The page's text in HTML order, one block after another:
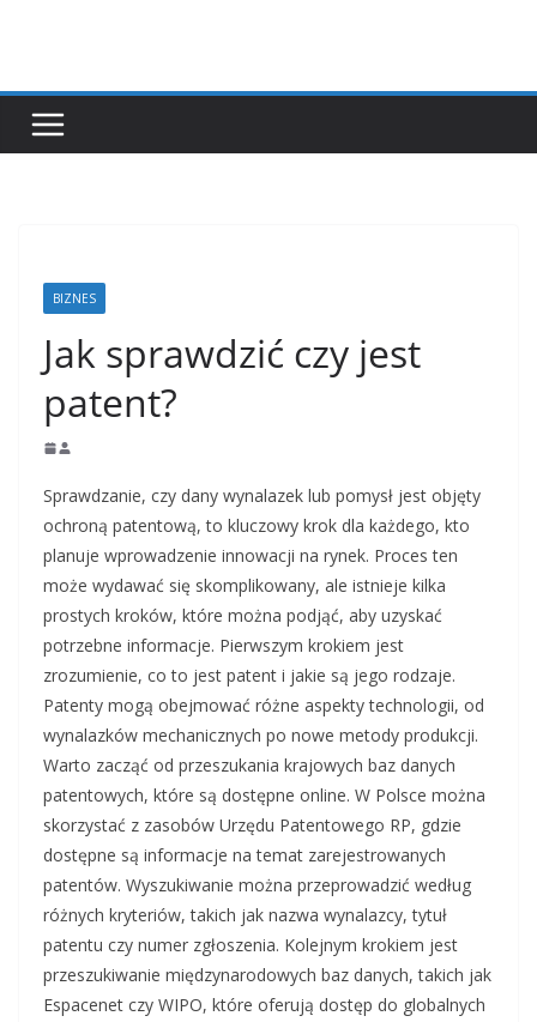
BIZNES
Jak sprawdzić czy jest
patent?
Sprawdzanie, czy dany wynalazek lub pomysł jest objęty
ochroną patentową, to kluczowy krok dla każdego, kto
planuje wprowadzenie innowacji na rynek. Proces ten
może wydawać się skomplikowany, ale istnieje kilka
prostych kroków, które można podjąć, aby uzyskać
potrzebne informacje. Pierwszym krokiem jest
zrozumienie, co to jest patent i jakie są jego rodzaje.
Patenty mogą obejmować różne aspekty technologii, od
wynalazków mechanicznych po nowe metody produkcji.
Warto zacząć od przeszukania krajowych baz danych
patentowych, które są dostępne online. W Polsce można
skorzystać z zasobów Urzędu Patentowego RP, gdzie
dostępne są informacje na temat zarejestrowanych
patentów. Wyszukiwanie można przeprowadzić według
różnych kryteriów, takich jak nazwa wynalazcy, tytuł
patentu czy numer zgłoszenia. Kolejnym krokiem jest
przeszukiwanie międzynarodowych baz danych, takich jak
Espacenet czy WIPO, które oferują dostęp do globalnych